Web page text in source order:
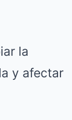
la
y afectar